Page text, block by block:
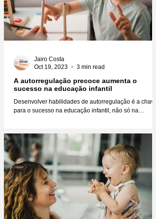
A autorregulação precoce aumenta o
sucesso na educação infantil
Desenvolver habilidades de autorregulação é a chave
para o sucesso na educação infantil, não só na
Jairo Costa
Oct 19, 2023
3 min read